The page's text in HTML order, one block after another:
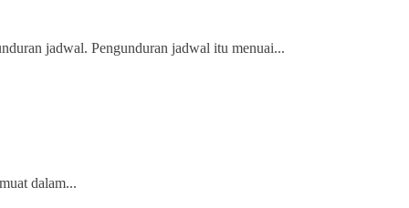
jadwal. Pengunduran jadwal itu menuai...
dalam...